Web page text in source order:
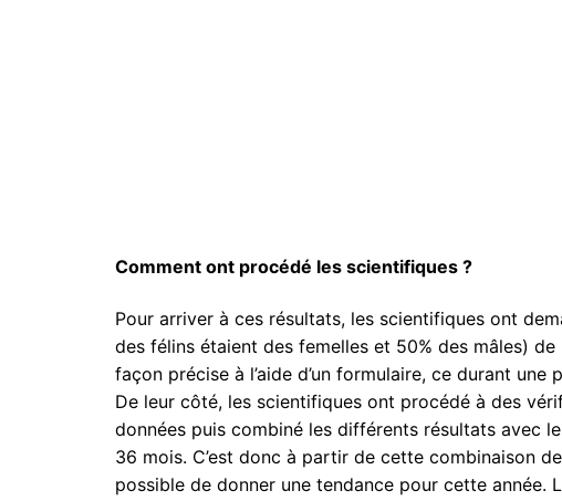
Comment ont procédé les scientifiques ?
Pour arriver à ces résultats, les scientifiques ont
des félins étaient des femelles et 50% des mâles)
façon précise à l’aide d’un formulaire, ce durant une
De leur côté, les scientifiques ont procédé à des
données puis combiné les différents résultats avec
36 mois. C’est donc à partir de cette combinaison
possible de donner une tendance pour cette